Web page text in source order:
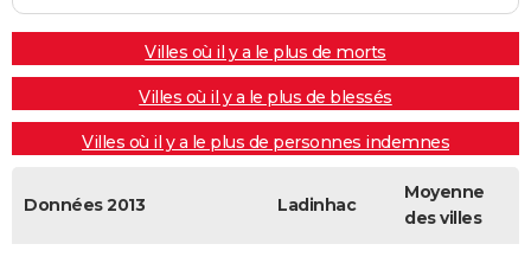
Villes où il y a le plus de morts
Villes où il y a le plus de blessés
Villes où il y a le plus de personnes indemnes
Données 2013 Ladinhac
Moyenne
des villes